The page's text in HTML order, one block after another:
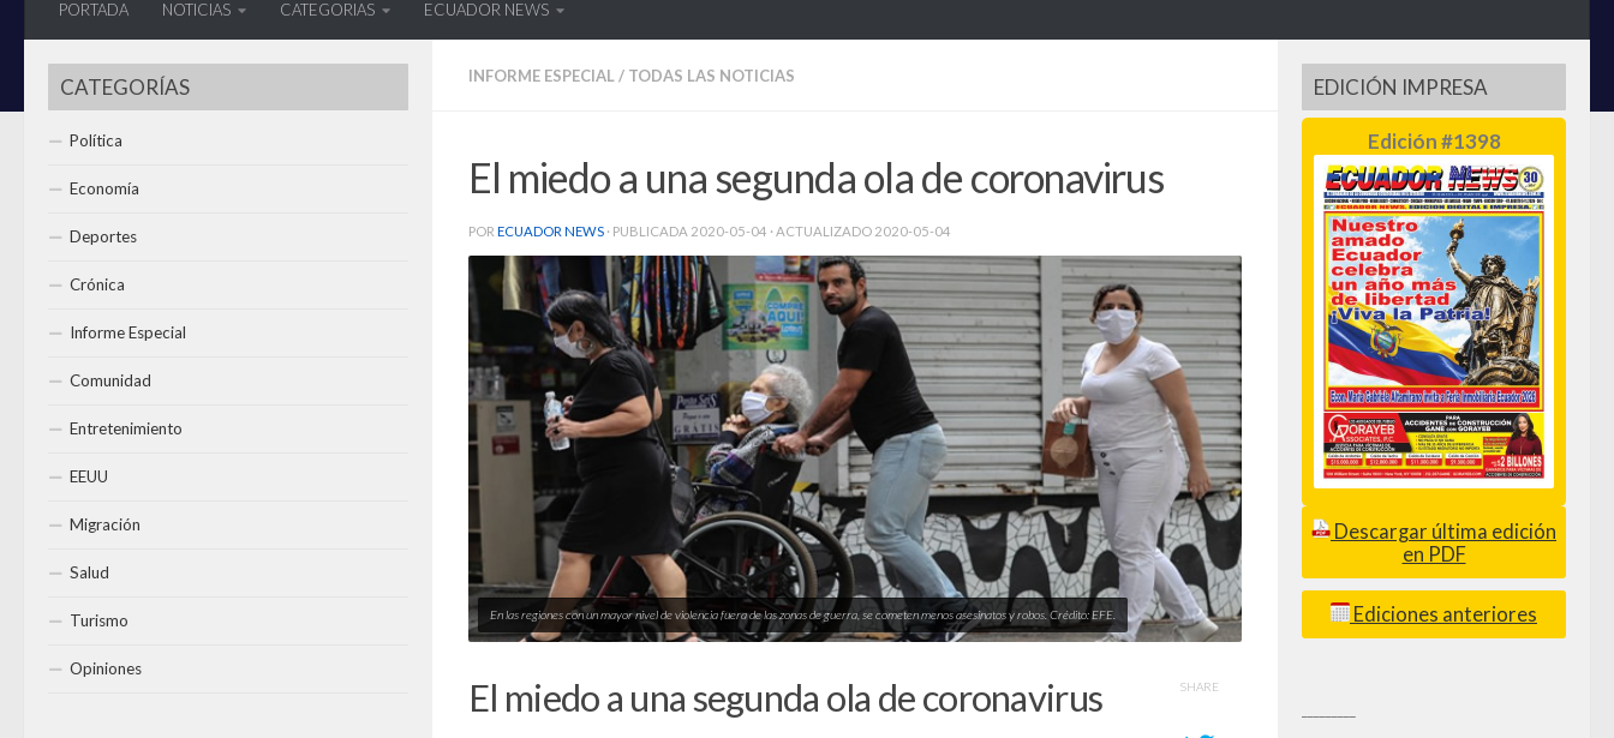
PORTADA NOTICIAS CATEGORIAS ECUADOR NEWS
INFORME ESPECIAL / TODAS LAS NOTICIAS
El miedo a una segunda ola de coronavirus
POR ECUADOR NEWS · PUBLICADA 2020-05-04 · ACTUALIZADO 2020-05-04
En las regiones con un mayor nivel de violencia fuera de las zonas de guerra, se cometen menos asesinatos y robos. Crédito: EFE.
El miedo a una segunda ola de coronavirus SHARE
CATEGORÍAS
Política
Economía
Deportes
Crónica
Informe Especial
Comunidad
Entretenimiento
EEUU
Migración
Salud
Turismo
Opiniones
EDICIÓN IMPRESA
Edición #1398
Descargar última edición
en PDF
Ediciones anteriores